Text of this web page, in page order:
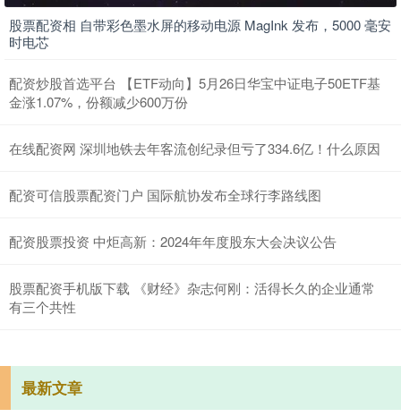
股票配资相 自带彩色墨水屏的移动电源 MagInk 发布，5000 毫安
时电芯
配资炒股首选平台 【ETF动向】5月26日华宝中证电子50ETF基
金涨1.07%，份额减少600万份
在线配资网 深圳地铁去年客流创纪录但亏了334.6亿！什么原因
配资可信股票配资门户 国际航协发布全球行李路线图
配资股票投资 中炬高新：2024年年度股东大会决议公告
股票配资手机版下载 《财经》杂志何刚：活得长久的企业通常
有三个共性
最新文章